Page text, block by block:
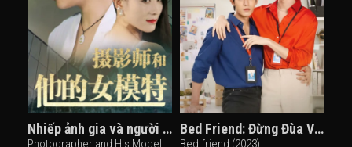
Nhiếp ảnh gia và người mẫu của anh ấy
Photographer and His Model (2018)
Bed Friend: Đừng Đùa Với Lửa
Bed friend (2023)